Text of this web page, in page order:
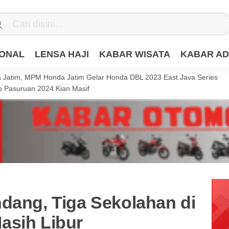
LENSA HAJI KABAR WISATA KABAR
MPM Honda Jatim Gelar Honda DBL 2023 East Java Series
Pasuruan 2024 Kian Masif
Tiga Sekolahan di
Libur